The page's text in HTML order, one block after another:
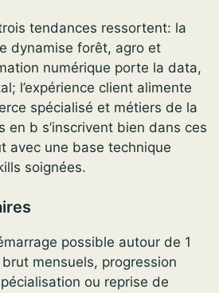
tendances ressortent: la
dynamise forêt, agro et
numérique porte la data,
l’expérience client alimente
spécialisé et métiers de la
en b s’inscrivent bien dans ces
avec une base technique
soignées.
possible autour de 1
mensuels, progression
ou reprise de